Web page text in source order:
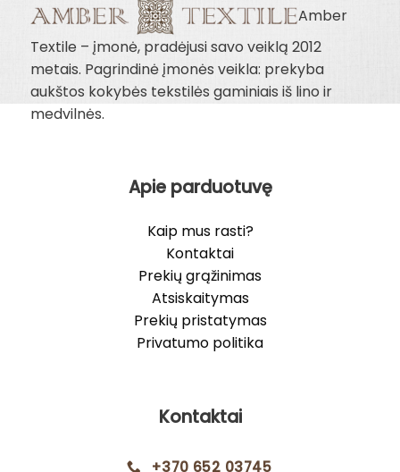
Amber
Textile – įmonė, pradėjusi savo veiklą 2012
metais. Pagrindinė įmonės veikla: prekyba
aukštos kokybės tekstilės gaminiais iš lino ir
medvilnės.
Apie parduotuvę
Kaip mus rasti?
Kontaktai
Prekių grąžinimas
Atsiskaitymas
Prekių pristatymas
Privatumo politika
Kontaktai
+370 652 03745